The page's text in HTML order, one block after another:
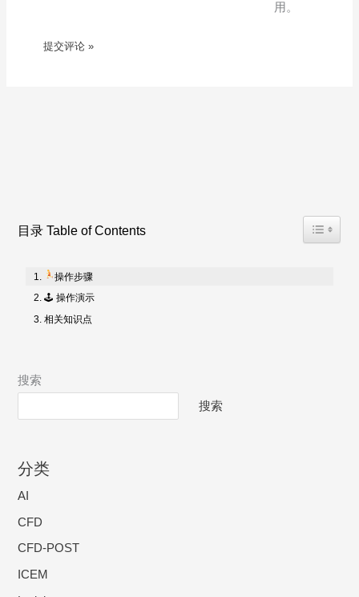
用。
目录 Table of Contents Toggle
操作步骤
🕹 操作演示
相关知识点
搜索
搜索
分类
AI
CFD
CFD-POST
ICEM